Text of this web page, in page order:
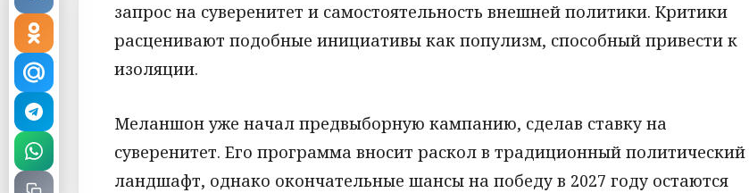
запрос на суверенитет и самостоятельность внешней политики. Критики
расценивают подобные инициативы как популизм, способный привести к
изоляции.
Меланшон уже начал предвыборную кампанию, сделав ставку на
суверенитет. Его программа вносит раскол в традиционный политический
ландшафт, однако окончательные шансы на победу в 2027 году остаются